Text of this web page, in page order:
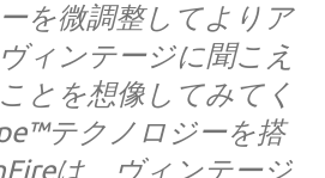
を微調整してよりア
ィンテージに聞こえ
とを想像してみてく
テクノロジーを搭
は、ヴィンテージ